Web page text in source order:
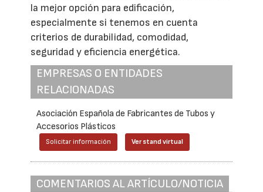
la mejor opción para edificación,
especialmente si tenemos en cuenta
criterios de durabilidad, comodidad,
seguridad y eficiencia energética.
EMPRESAS O ENTIDADES
RELACIONADAS
Asociación Española de Fabricantes de Tubos y
Accesorios Plásticos
Solicitar información Ver stand virtual
COMENTARIOS AL ARTÍCULO/NOTICIA